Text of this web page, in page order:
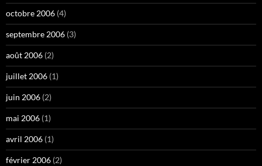
octobre 2006 (4)
septembre 2006 (3)
août 2006 (2)
juillet 2006 (1)
juin 2006 (2)
mai 2006 (1)
avril 2006 (1)
février 2006 (2)